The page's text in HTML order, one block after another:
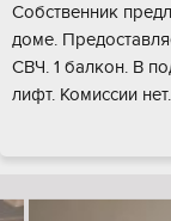
Собственник
доме.
СВЧ. 1 балкон. В
лифт. Комиссии нет.